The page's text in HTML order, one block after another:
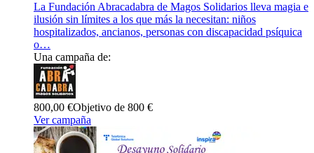
La Fundación Abracadabra de Magos Solidarios lleva magia e
ilusión sin límites a los que más la necesitan: niños
hospitalizados, ancianos, personas con discapacidad psíquica
o…
Una campaña de:
800,00 €Objetivo de 800 €
Ver campaña